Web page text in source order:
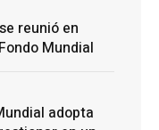
reunió en
Mundial
adopta